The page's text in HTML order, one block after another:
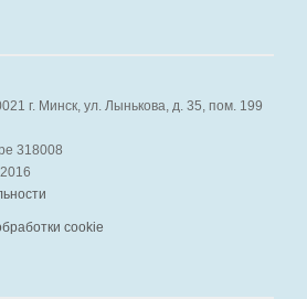
г. Минск, ул. Лынькова, д. 35, пом. 199
318008
cookie